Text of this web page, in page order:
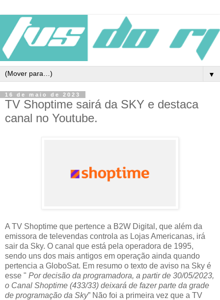
▼
16 de maio de 2023
TV Shoptime sairá da SKY e destaca
canal no Youtube.
A TV Shoptime que pertence a B2W Digital, que além da
emissora de televendas controla as Lojas Americanas, irá
sair da Sky. O canal que está pela operadora de 1995,
sendo uns dos mais antigos em operação ainda quando
pertencia a GloboSat. Em resumo o texto de aviso na Sky é
esse " Por decisão da programadora, a partir de 30/05/2023,
o Canal Shoptime (433/33) deixará de fazer parte da grade
de programação da Sky” Não foi a primeira vez que a TV